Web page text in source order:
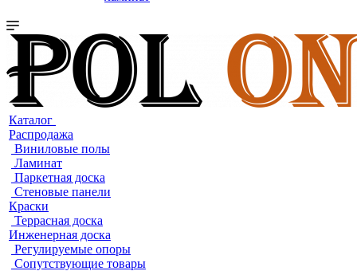
Каталог
Распродажа
Виниловые полы
Ламинат
Паркетная доска
Стеновые панели
Краски
Террасная доска
Инженерная доска
Регулируемые опоры
Сопутствующие товары